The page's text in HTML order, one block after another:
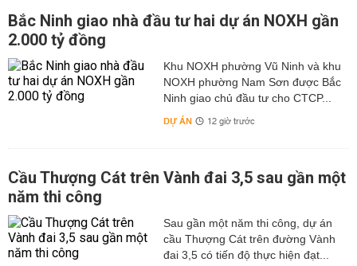
Bắc Ninh giao nhà đầu tư hai dự án NOXH gần
2.000 tỷ đồng
Khu NOXH phường Vũ Ninh và khu
NOXH phường Nam Sơn được Bắc
Ninh giao chủ đầu tư cho CTCP...
DỰ ÁN 12 giờ trước
Cầu Thượng Cát trên Vành đai 3,5 sau gần một
năm thi công
Sau gần một năm thi công, dự án
cầu Thượng Cát trên đường Vành
đai 3,5 có tiến độ thực hiện đạt...